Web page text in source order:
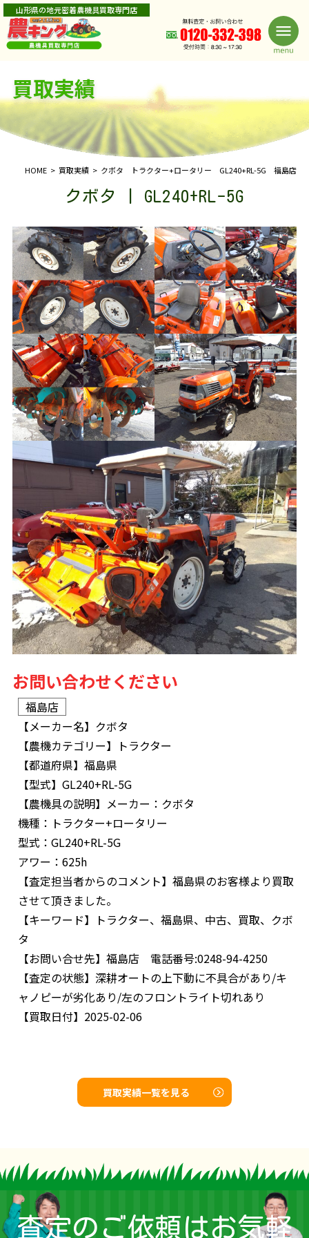
山形県の地元密着農機具買取専門店
買取実績
HOME 買取実績 クボタ トラクター+ロータリー GL240+RL-5G 福島店
クボタ | GL240+RL-5G
お問い合わせください
福島店
【メーカー名】 クボタ
【農機カテゴリー】
トラクター
【都道府県】 福島県
【型式】 GL240+RL-5G
【農機具の説明】 メーカー：クボタ
機種：トラクター+ロータリー
型式：GL240+RL-5G
アワー：625h
【査定担当者からのコメント】 福島県のお客様より買取
させて頂きました。
【キーワード】
トラクター、福島県、中古、買取、クボ
タ
【お問い合せ先】 福島店 電話番号:0248-94-4250
【査定の状態】 深耕オートの上下動に不具合があり/キ
ャノピーが劣化あり/左のフロントライト切れあり
【買取日付】 2025-02-06
買取実績一覧を見る
査定のご依頼はお気軽